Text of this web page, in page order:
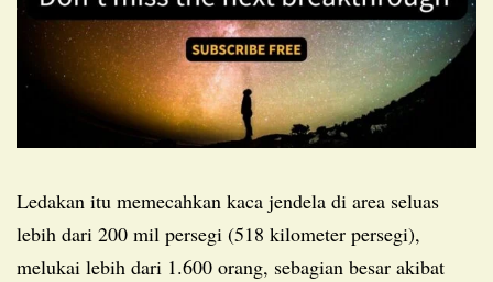
Ledakan itu memecahkan kaca jendela di area seluas
lebih dari 200 mil persegi (518 kilometer persegi),
melukai lebih dari 1.600 orang, sebagian besar akibat